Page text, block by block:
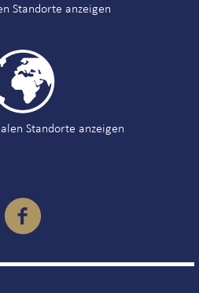
Standorte anzeigen
Standorte anzeigen
